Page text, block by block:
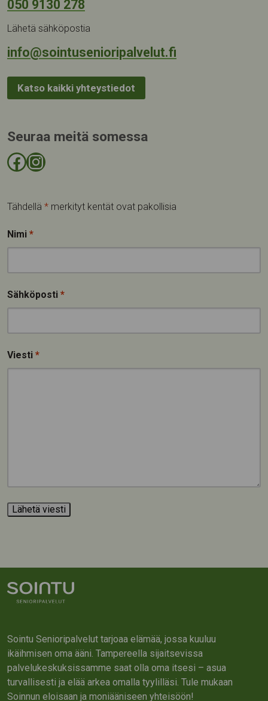
050 9130 278
Lähetä sähköpostia
info@sointusenioripalvelut.fi
Katso kaikki yhteystiedot
Seuraa meitä somessa
Facebook-sivu Instagram-tili
Tähdellä * merkityt kentät ovat pakollisia
Nimi *
Sähköposti *
Viesti *
Sointu Senioripalvelut tarjoaa elämää, jossa kuuluu
ikäihmisen oma ääni. Tampereella sijaitsevissa
palvelukeskuksissamme saat olla oma itsesi – asua
turvallisesti ja elää arkea omalla tyylilläsi. Tule mukaan
Soinnun eloisaan ja moniääniseen yhteisöön!